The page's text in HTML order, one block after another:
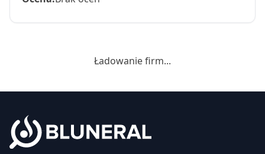
Ładowanie firm...